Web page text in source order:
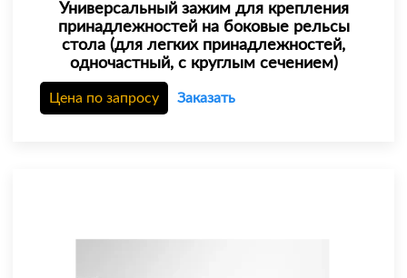
Универсальный зажим для крепления
принадлежностей на боковые рельсы
стола (для легких принадлежностей,
одночастный, с круглым сечением)
Цена по запросу Заказать